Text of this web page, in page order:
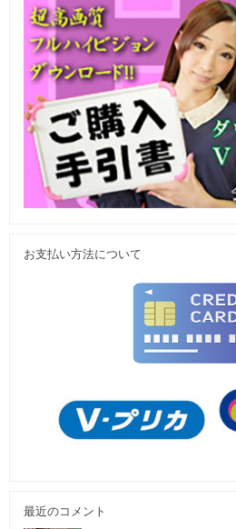
お支払い方法について
最近のコメント